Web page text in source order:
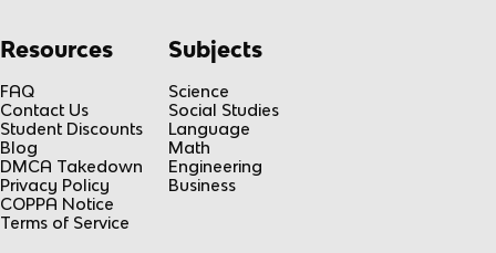
Resources
FAQ
Contact Us
Student Discounts
Blog
DMCA Takedown
Privacy Policy
COPPA Notice
Terms of Service
Subjects
Science
Social Studies
Language
Math
Engineering
Business